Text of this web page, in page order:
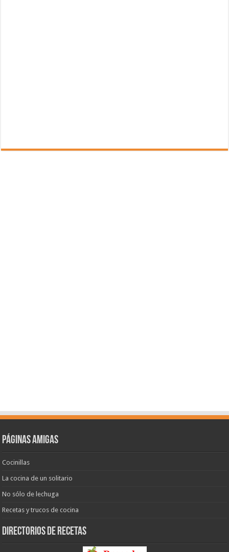
Páginas amigas
Cocinillas
La cocina de un solitario
No sólo de lechuga
Recetas y trucos de cocina
Directorios de recetas